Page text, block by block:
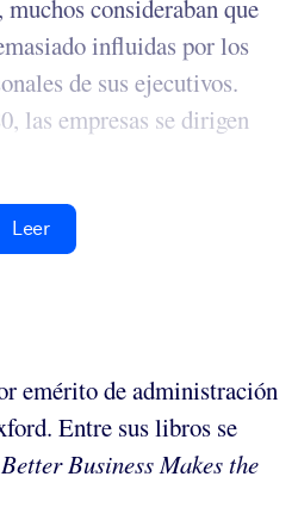
consideraban que
influidas por los
de sus ejecutivos.
las empresas se dirigen
Leer
emérito de administración
Entre sus libros se
Business Makes the